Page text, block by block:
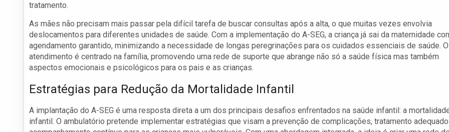
tratamento.
As mães não precisam mais passar pela difícil tarefa de buscar consultas após a alta, o que muitas vezes envolvia
deslocamentos para diferentes unidades de saúde. Com a implementação do A-SEG, a criança já sai da maternidade
agendamento garantido, minimizando a necessidade de longas peregrinações para os cuidados essenciais de saúde. O
atendimento é centrado na família, promovendo uma rede de suporte que abrange não só a saúde física mas também
aspectos emocionais e psicológicos para os pais e as crianças.
Estratégias para Redução da Mortalidade Infantil
A implantação do A-SEG é uma resposta direta a um dos principais desafios enfrentados na saúde infantil: a
infantil. O ambulatório pretende implementar estratégias que visam a prevenção de complicações, tratamento